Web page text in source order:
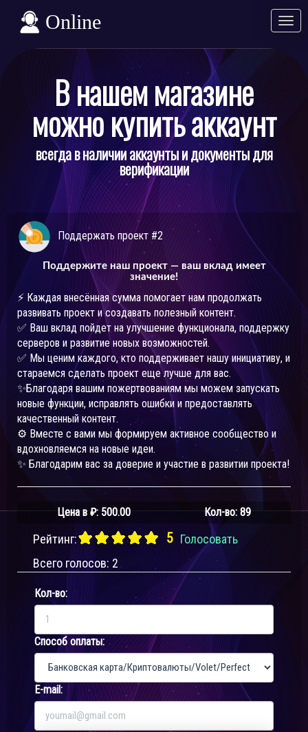
Online
В нашем магазине
можно купить аккаунт
всегда в наличии аккаунты и документы для
верификации
Поддержать проект #2
Поддержите наш проект — ваш вклад имеет
значение!
⚡️ Каждая внесённая сумма помогает нам продолжать
развивать проект и создавать полезный контент.
✅ Ваш вклад пойдет на улучшение функционала, поддержку
серверов и развитие новых возможностей.
✅ Мы ценим каждого, кто поддерживает нашу инициативу, и
стараемся сделать проект еще лучше для вас.
✨Благодаря вашим пожертвованиям мы можем запускать
новые функции, исправлять ошибки и предоставлять
качественный контент.
⚙️ Вместе с вами мы формируем активное сообщество и
вдохновляемся на новые идеи.
✨ Благодарим вас за доверие и участие в развитии проекта!
Цена в ₽: 500.00 Кол-во: 89
Рейтинг: 5 Голосовать
Всего голосов: 2
Кол-во:
Способ оплаты:
E-mail: